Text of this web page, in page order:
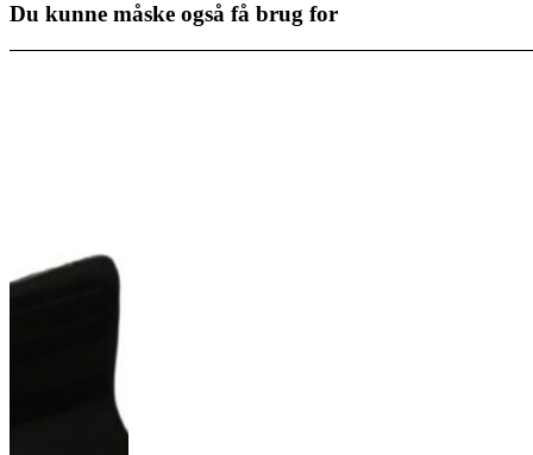
Du kunne måske også få brug for